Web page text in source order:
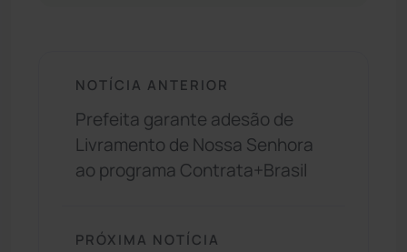
NOTÍCIA ANTERIOR
Prefeita garante adesão de
Livramento de Nossa Senhora
ao programa Contrata+Brasil
PRÓXIMA NOTÍCIA